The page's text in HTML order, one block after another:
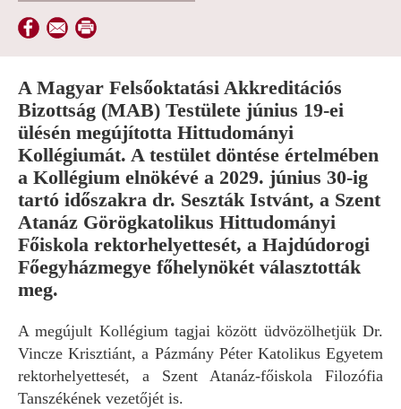
A Magyar Felsőoktatási Akkreditációs
Bizottság (MAB) Testülete június 19-ei
ülésén megújította Hittudományi
Kollégiumát. A testület döntése értelmében
a Kollégium elnökévé a 2029. június 30-ig
tartó időszakra dr. Seszták Istvánt, a Szent
Atanáz Görögkatolikus Hittudományi
Főiskola rektorhelyettesét, a Hajdúdorogi
Főegyházmegye főhelynökét választották
meg.
A megújult Kollégium tagjai között üdvözölhetjük Dr.
Vincze Krisztiánt, a Pázmány Péter Katolikus Egyetem
rektorhelyettesét, a Szent Atanáz-főiskola Filozófia
Tanszékének vezetőjét is.